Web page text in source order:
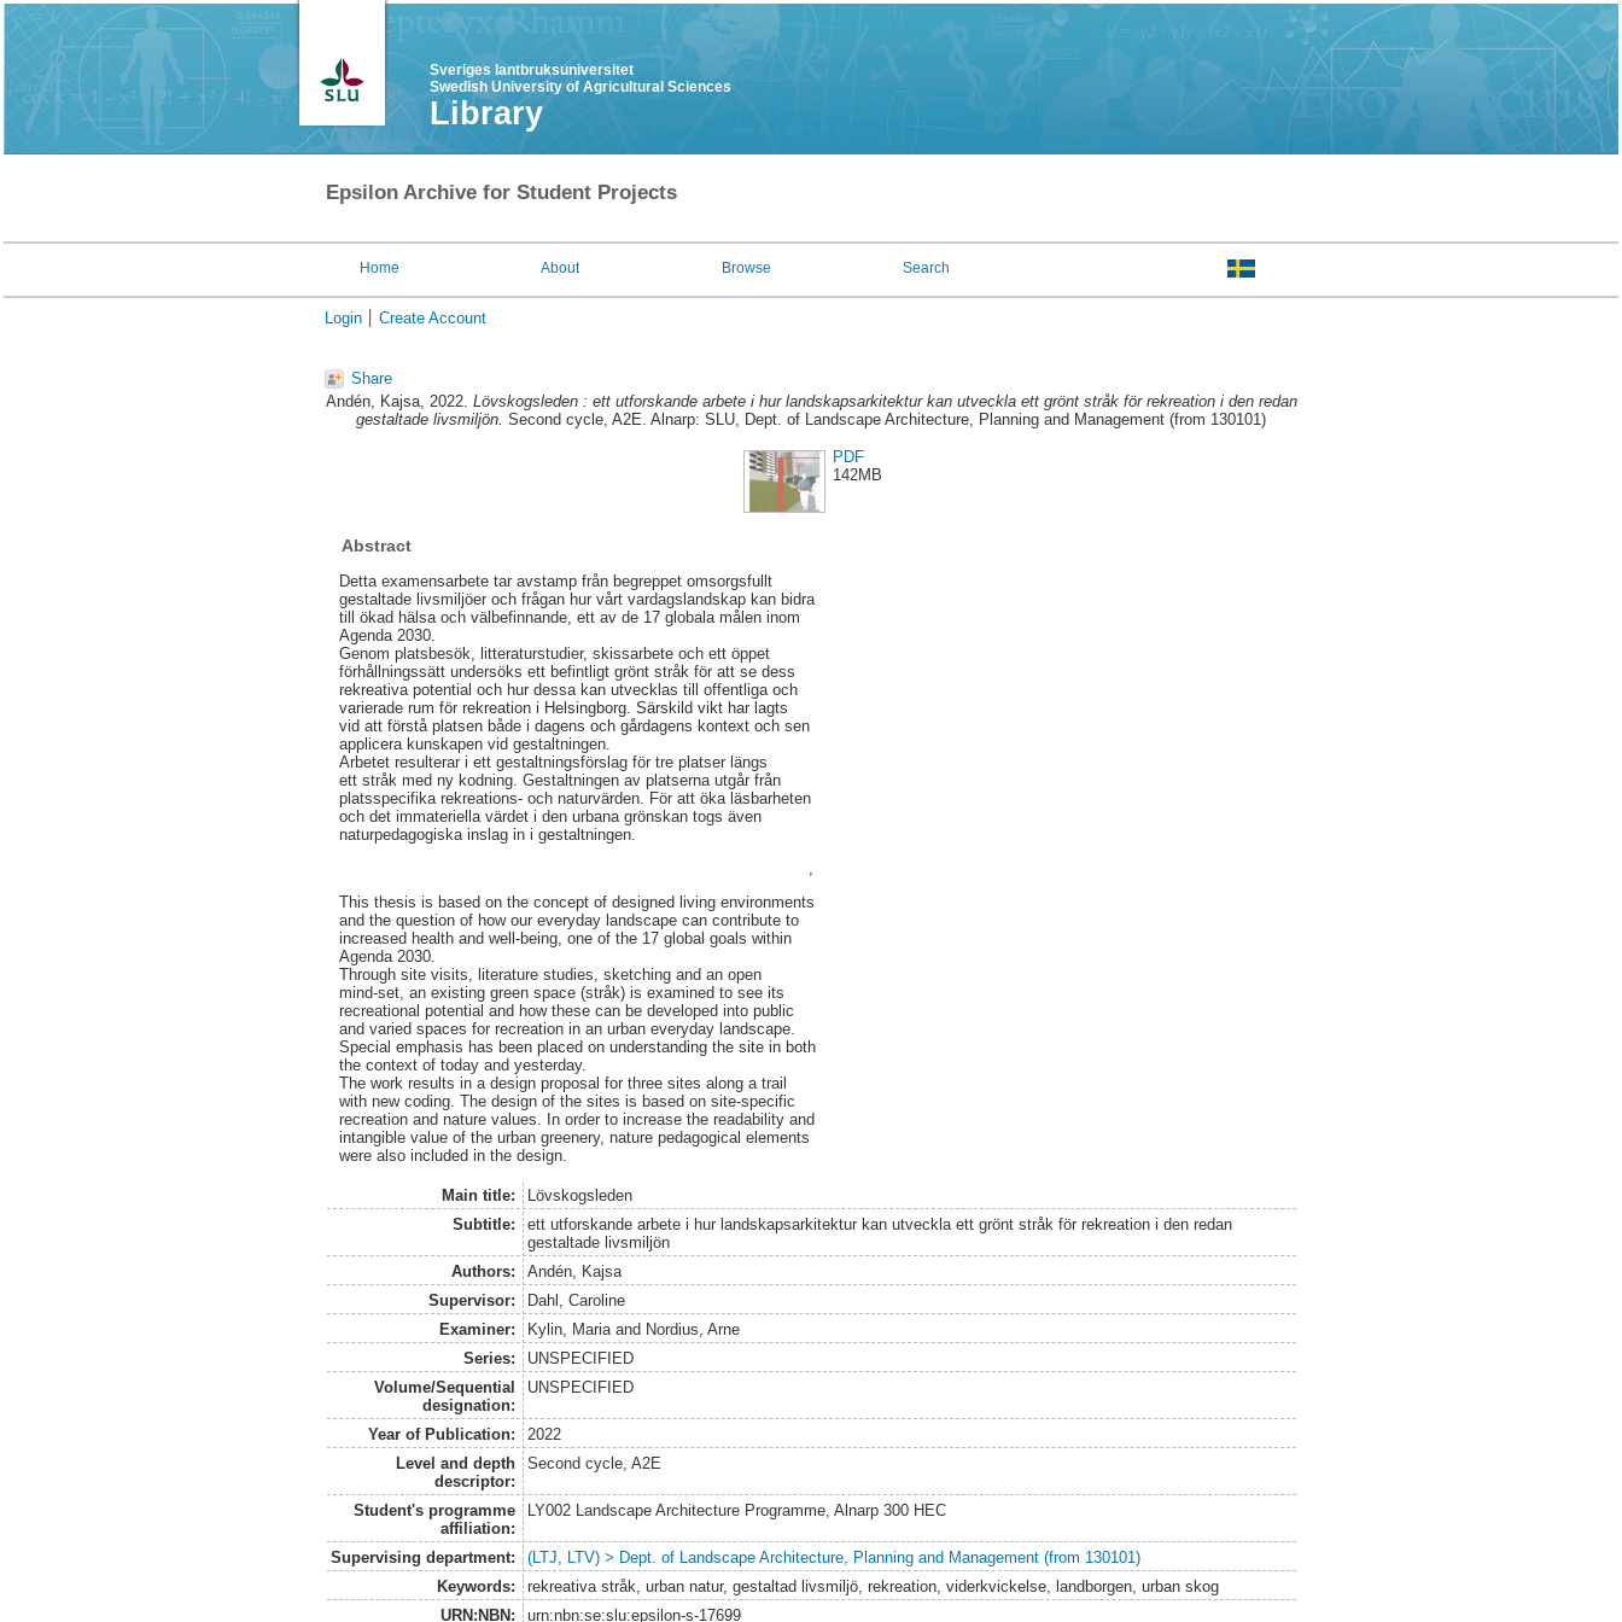
Sveriges lantbruksuniversitet
Swedish University of Agricultural Sciences
Library
Epsilon Archive for Student Projects
Home About Browse Search
Login Create Account
Share
Andén, Kajsa, 2022. Lövskogsleden : ett utforskande arbete i hur landskapsarkitektur kan utveckla ett grönt stråk för rekreation i den redan
gestaltade livsmiljön. Second cycle, A2E. Alnarp: SLU, Dept. of Landscape Architecture, Planning and Management (from 130101)
PDF
142MB
Abstract
Detta examensarbete tar avstamp från begreppet omsorgsfullt
gestaltade livsmiljöer och frågan hur vårt vardagslandskap kan bidra
till ökad hälsa och välbefinnande, ett av de 17 globala målen inom
Agenda 2030.
Genom platsbesök, litteraturstudier, skissarbete och ett öppet
förhållningssätt undersöks ett befintligt grönt stråk för att se dess
rekreativa potential och hur dessa kan utvecklas till offentliga och
varierade rum för rekreation i Helsingborg. Särskild vikt har lagts
vid att förstå platsen både i dagens och gårdagens kontext och sen
applicera kunskapen vid gestaltningen.
Arbetet resulterar i ett gestaltningsförslag för tre platser längs
ett stråk med ny kodning. Gestaltningen av platserna utgår från
platsspecifika rekreations- och naturvärden. För att öka läsbarheten
och det immateriella värdet i den urbana grönskan togs även
naturpedagogiska inslag in i gestaltningen.
This thesis is based on the concept of designed living environments
and the question of how our everyday landscape can contribute to
increased health and well-being, one of the 17 global goals within
Agenda 2030.
Through site visits, literature studies, sketching and an open
mind-set, an existing green space (stråk) is examined to see its
recreational potential and how these can be developed into public
and varied spaces for recreation in an urban everyday landscape.
Special emphasis has been placed on understanding the site in both
the context of today and yesterday.
The work results in a design proposal for three sites along a trail
with new coding. The design of the sites is based on site-specific
recreation and nature values. In order to increase the readability and
intangible value of the urban greenery, nature pedagogical elements
were also included in the design.
Main title:
Lövskogsleden
Subtitle:
ett utforskande arbete i hur landskapsarkitektur kan utveckla ett grönt stråk för rekreation i den redan
gestaltade livsmiljön
Authors:
Andén, Kajsa
Supervisor:
Dahl, Caroline
Examiner:
Kylin, Mariaand Nordius, Arne
Series:
UNSPECIFIED
Volume/Sequential
designation:
UNSPECIFIED
Year of Publication:
2022
Level and depth
descriptor:
Second cycle, A2E
Student's programme
affiliation:
LY002 Landscape Architecture Programme, Alnarp 300 HEC
Supervising department:
(LTJ, LTV) > Dept. of Landscape Architecture, Planning and Management (from 130101)
Keywords:
rekreativa stråk, urban natur, gestaltad livsmiljö, rekreation, viderkvickelse, landborgen, urban skog
URN:NBN:
urn:nbn:se:slu:epsilon-s-17699